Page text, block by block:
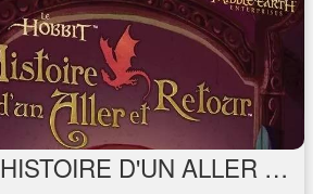
LE HOBBIT HISTOIRE D'UN ALLER ET RETOUR